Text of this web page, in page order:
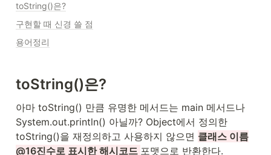
toString()은?
구현할 때 신경 쓸 점
용어정리
toString()은?
아마 toString() 만큼 유명한 메서드는 main 메서드나
System.out.println() 아닐까? Object에서 정의한
toString()을 재정의하고 사용하지 않으면 클래스 이름
@16진수로 표시한 해시코드 포맷으로 반환한다.